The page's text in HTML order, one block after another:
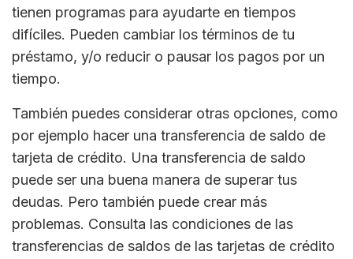
tienen programas para ayudarte en tiempos
difíciles. Pueden cambiar los términos de tu
préstamo, y/o reducir o pausar los pagos por un
tiempo.
También puedes considerar otras opciones, como
por ejemplo hacer una transferencia de saldo de
tarjeta de crédito. Una transferencia de saldo
puede ser una buena manera de superar tus
deudas. Pero también puede crear más
problemas. Consulta las condiciones de las
transferencias de saldos de las tarjetas de crédito